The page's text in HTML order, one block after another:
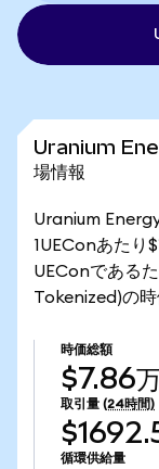
Uranium
場情報
Uranium
1UEConあたり
UEConである
Tokenized)の時
時価総額
$7.86
取引量 (24時間)
循環供給量